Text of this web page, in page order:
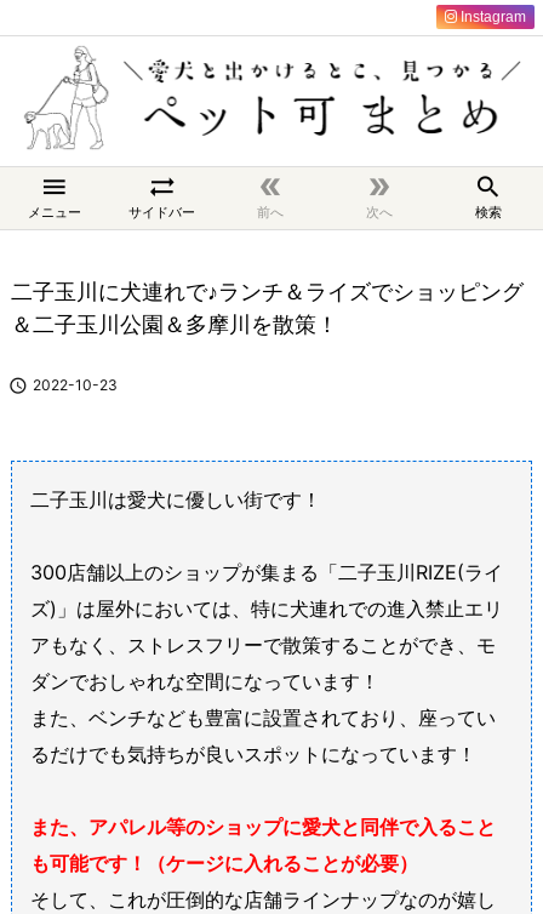

メニュー

サイドバー

前へ

次へ

検索
Instagram
二子玉川に犬連れで♪ランチ＆ライズでショッピング
＆二子玉川公園＆多摩川を散策！
 2022-10-23
二子玉川は愛犬に優しい街です！
300店舗以上のショップが集まる「二子玉川RIZE(ライ
ズ)」は屋外においては、特に犬連れでの進入禁止エリ
アもなく、ストレスフリーで散策することができ、モ
ダンでおしゃれな空間になっています！
また、ベンチなども豊富に設置されており、座ってい
るだけでも気持ちが良いスポットになっています！
また、アパレル等のショップに愛犬と同伴で入ること
も可能です！（ケージに入れることが必要）
そして、これが圧倒的な店舗ラインナップなのが嬉し